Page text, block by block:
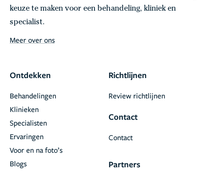
keuze te maken voor een behandeling, kliniek en
specialist.
Meer over ons
Ontdekken
Behandelingen
Klinieken
Specialisten
Ervaringen
Voor en na foto’s
Blogs
Richtlijnen
Review richtlijnen
Contact
Contact
Partners